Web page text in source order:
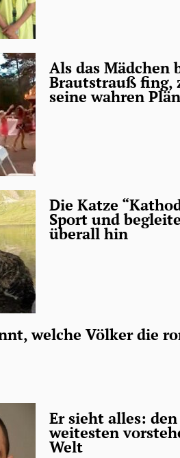
Als das Mädchen
Brautstrauß fing,
seine wahren
Die Katze
Sport und
überall hin
welche Völker die
Er sieht alles:
weitesten
Welt